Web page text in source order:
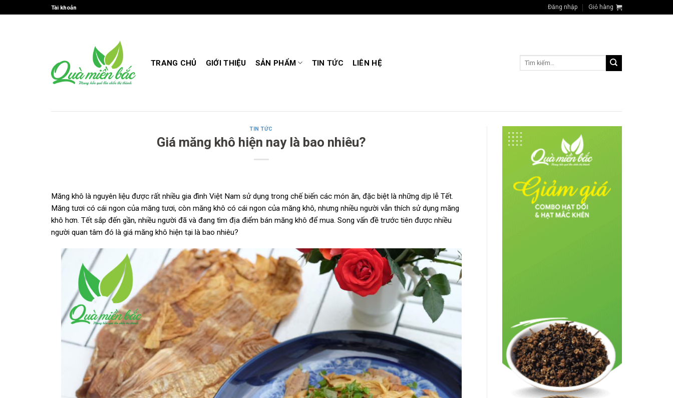
to
Tài khoản Đăng nhập Giỏ hàng
TRANG CHỦ GIỚI THIỆU SẢN PHẨM TIN TỨC LIÊN HỆ
Tìm
TIN TỨC
Giá măng khô hiện nay là bao nhiêu?
Măng khô là nguyên liệu được rất nhiều gia đình Việt Nam sử dụng trong chế biến các món ăn, đặc biệt là những dịp lễ Tết.
Măng tươi có cái ngon của măng tươi, còn măng khô có cái ngon của măng khô, nhưng nhiều người vẫn thích sử dụng măng
khô hơn. Tết sắp đến gần, nhiều người đã và đang tìm địa điểm bán măng khô để mua. Song vấn đề trước tiên được nhiều
người quan tâm đó là giá măng khô hiện tại là bao nhiêu?